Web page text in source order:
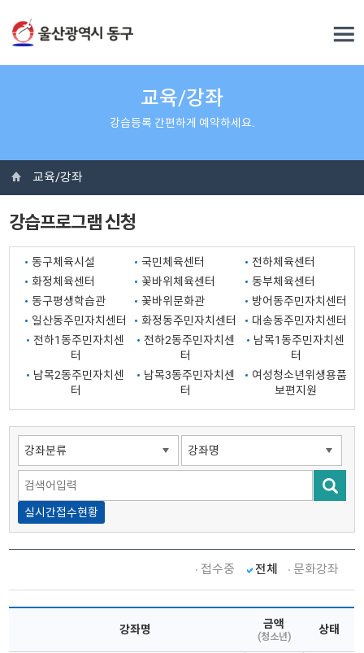
교육/강좌
강습등록 간편하게 예약하세요.
교육/강좌
강습프로그램 신청
동구체육시설 국민체육센터
전하체육센터
화정체육센터
꽃바위체육센터
동부체육센터
동구평생학습관
꽃바위문화관
방어동주민자치센터
일산동주민자치센터
화정동주민자치센터
대송동주민자치센터
전하1동주민자치센
터
전하2동주민자치센
터
남목1동주민자치센
터
남목2동주민자치센
터
남목3동주민자치센
터
여성청소년위생용품
보편지원
실시간접수현황
접수중 전체 문화강좌
강좌명 금액
(청소년)
상태